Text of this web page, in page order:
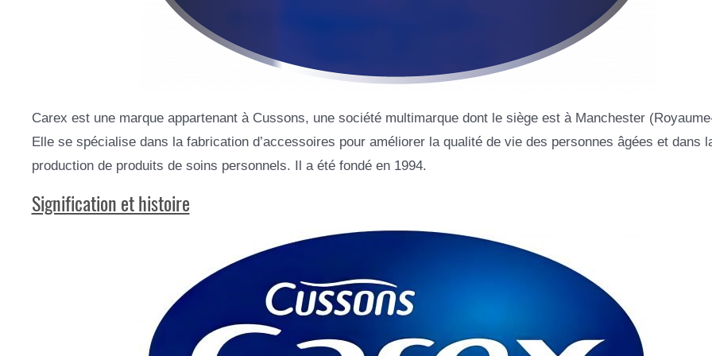
Carex est une marque appartenant à Cussons, une société multimarque dont le siège est à Manchester
Elle se spécialise dans la fabrication d’accessoires pour améliorer la qualité de vie des personnes âgées et dans
production de produits de soins personnels. Il a été fondé en 1994.
Signification et histoire